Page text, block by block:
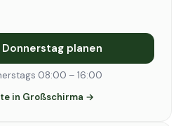
planen
08:00 – 16:00
in Großschirma →